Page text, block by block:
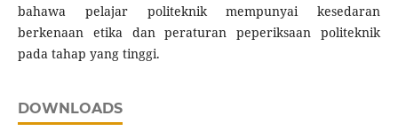
bahawa pelajar politeknik mempunyai kesedaran
berkenaan etika dan peraturan peperiksaan politeknik
pada tahap yang tinggi.
DOWNLOADS